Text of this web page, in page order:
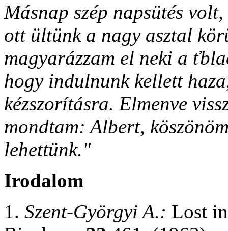
Másnap szép napsütés
ott ültünk a nagy asztal
magyarázzam el neki a
hogy indulnunk kellett
kézszorításra. Elmenve
mondtam: Albert,
lehettünk."
Irodalom
1. Szent-Györgyi A.: Lost